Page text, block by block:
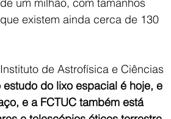
um milhão, com tamanhos
existem ainda cerca de 130
de Astrofísica e Ciências
do lixo espacial é hoje, e
e a FCTUC também está